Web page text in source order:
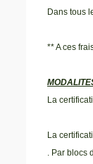
Dans tous
** A ces
La
La
. Par blocs